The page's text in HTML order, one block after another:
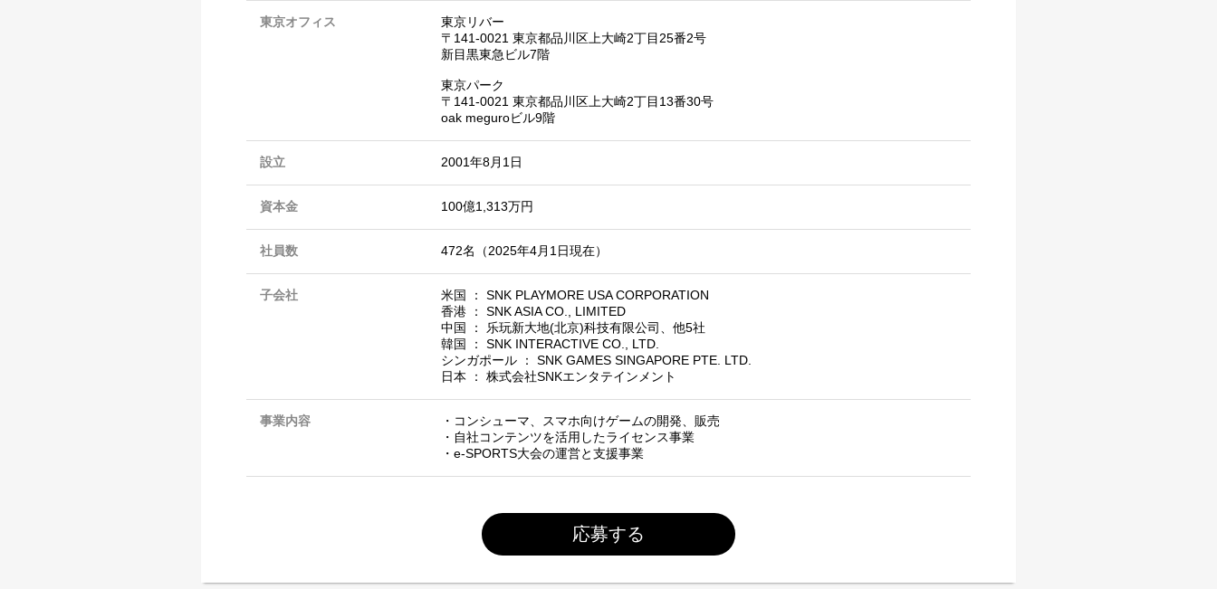
東京オフィス
東京リバー
〒141-0021 東京都品川区上大崎2丁目25番2号
新目黒東急ビル7階
東京パーク
〒141-0021 東京都品川区上大崎2丁目13番30号
oak meguroビル9階
設立 2001年8月1日
資本金 100億1,313万円
社員数 472名（2025年4月1日現在）
子会社
米国 ： SNK PLAYMORE USA CORPORATION
香港 ： SNK ASIA CO., LIMITED
中国 ： 乐玩新大地(北京)科技有限公司、他5社
韓国 ： SNK INTERACTIVE CO., LTD.
シンガポール ： SNK GAMES SINGAPORE PTE. LTD.
日本 ： 株式会社SNKエンタテインメント
事業内容
・コンシューマ、スマホ向けゲームの開発、販売
・自社コンテンツを活用したライセンス事業
・e-SPORTS大会の運営と支援事業
応募する